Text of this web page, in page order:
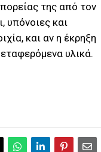
της από τον
υπόνοιες και
και αν η έκρηξη
υλικά.